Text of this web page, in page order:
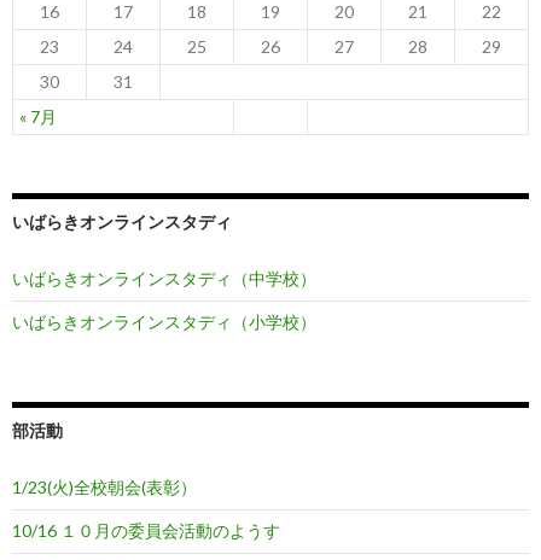
« 7月
16
17 18 19 20 21
22
23
24 25 26 27 28
29
30
31
いばらきオンラインスタディ
いばらきオンラインスタディ（中学校）
いばらきオンラインスタディ（小学校）
部活動
1/23(火)全校朝会(表彰）
10/16 １０月の委員会活動のようす